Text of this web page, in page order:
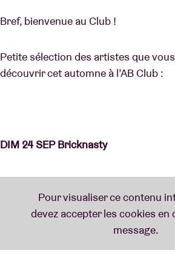
Bref, bienvenue au Club !
Petite sélection des artistes que
découvrir cet automne à l’AB Club :
DIM 24 SEP Bricknasty